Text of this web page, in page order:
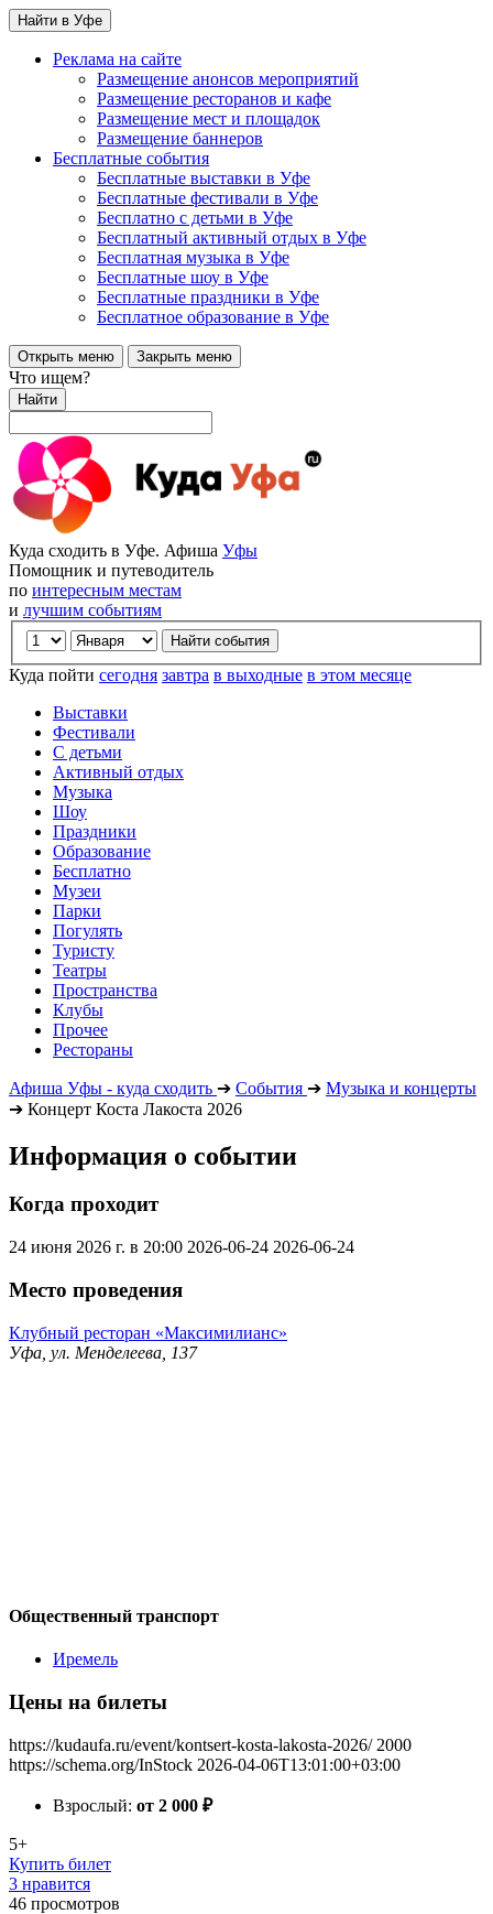
Найти в Уфе
Реклама на сайте
Размещение анонсов мероприятий
Размещение ресторанов и кафе
Размещение мест и площадок
Размещение баннеров
Бесплатные события
Бесплатные выставки в Уфе
Бесплатные фестивали в Уфе
Бесплатно с детьми в Уфе
Бесплатный активный отдых в Уфе
Бесплатная музыка в Уфе
Бесплатные шоу в Уфе
Бесплатные праздники в Уфе
Бесплатное образование в Уфе
Открыть меню Закрыть меню
Что ищем?
Найти
Куда сходить в Уфе. Афиша Уфы
Помощник и путеводитель
по интересным местам
и лучшим событиям
Куда пойти сегодня завтра в выходные в этом месяце
Выставки
Фестивали
С детьми
Активный отдых
Музыка
Шоу
Праздники
Образование
Бесплатно
Музеи
Парки
Погулять
Туристу
Театры
Пространства
Клубы
Прочее
Рестораны
Афиша Уфы - куда сходить ➔ События ➔ Музыка и концерты
➔ Концерт Коста Лакоста 2026
Информация о событии
Когда проходит
24 июня 2026 г. в 20:00 2026-06-24 2026-06-24
Место проведения
Клубный ресторан «Максимилианс»
Уфа, ул. Менделеева, 137
Общественный транспорт
Иремель
Цены на билеты
https://kudaufa.ru/event/kontsert-kosta-lakosta-2026/ 2000
https://schema.org/InStock 2026-04-06T13:01:00+03:00
Взрослый: от 2 000 ₽
5+
Купить билет
3 нравится
46 просмотров